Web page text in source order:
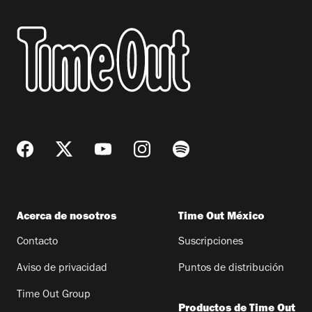
Acerca de nosotros
Contacto
Aviso de privacidad
Time Out Group
Time Out México
Suscripciones
Puntos de distribución
Productos de Time Out